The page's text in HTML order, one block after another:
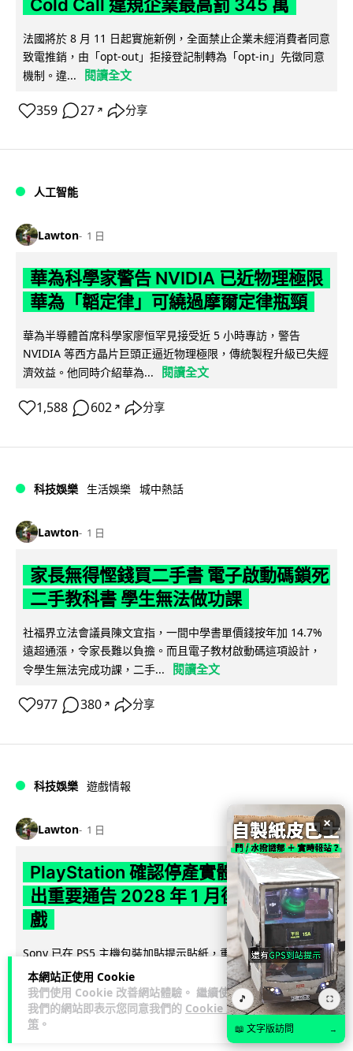
本網站正使用 Cookie
我們使用 Cookie 改善網站體驗。 繼續使用
我們的網站即表示您同意我們的 Cookie 政
策 。
Cold Call 違規企業最高罰 345 萬
法國將於 8 月 11 日起實施新例，全面禁止企業未經消費者同意
致電推銷，由「opt-out」拒接登記制轉為「opt-in」先徵同意
機制。違...
閱讀全文
359 27 ↗ 分享
人工智能
Lawton 1 日
華為科學家警告 NVIDIA 已近物理極限
華為「韜定律」可繞過摩爾定律瓶頸
華為半導體首席科學家廖恒罕見接受近 5 小時專訪，警告
NVIDIA 等西方晶片巨頭正逼近物理極限，傳統製程升級已失經
濟效益。他同時介紹華為...
閱讀全文
1,588 602 ↗ 分享
科技娛樂 生活娛樂 城中熱話
Lawton 1 日
家長無得慳錢買二手書 電子啟動碼鎖死
二手教科書 學生無法做功課
社福界立法會議員陳文宜指，一間中學書單價錢按年加 14.7%
遠超通漲，令家長難以負擔。而且電子教材啟動碼這項設計，
令學生無法完成功課，二手...
閱讀全文
977 380 ↗ 分享
科技娛樂 遊戲情報
Lawton 1 日
PlayStation 確認停產實體光碟 包裝印
出重要通告 2028 年 1 月後不出光碟遊
戲
Sony 已在 PS5 主機包裝加貼提示貼紙，重申官方 7 月已公布
計劃：2028 年 1 月起停產新遊戲實體光碟。分析師預期 PS6
因此... 閱讀全文
176
×
🎵 ⛶
📖 文字版訪問 →